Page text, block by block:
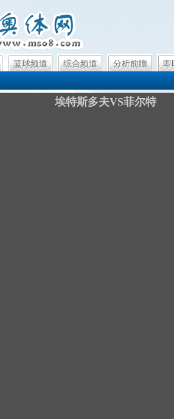
篮球频道 综合频道 分析前瞻 即
埃特斯多夫VS菲尔特